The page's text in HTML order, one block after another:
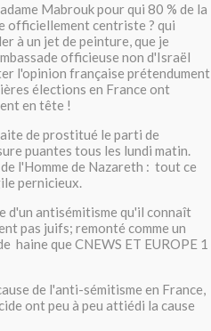
Mabrouk pour qui 80 % de la
officiellement centriste ? qui
à un jet de peinture, que je
officieuse non d'Israël
l'opinion française prétendument
élections en France ont
en tête !
de prostitué le parti de
puantes tous les lundi matin.
l'Homme de Nazareth : tout ce
pernicieux.
d'un antisémitisme qu'il connaît
pas juifs; remonté comme un
que CNEWS ET EUROPE 1
de l'anti-sémitisme en France,
ont peu à peu attiédi la cause